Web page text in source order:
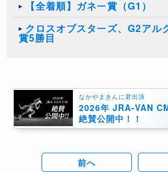
【全着順】ガネー賞（G1）
クロスオブスターズ、G2アル
賞5勝目
なかやまきんに君出演
2026年 JRA-VAN
絶賛公開中！！
前へ